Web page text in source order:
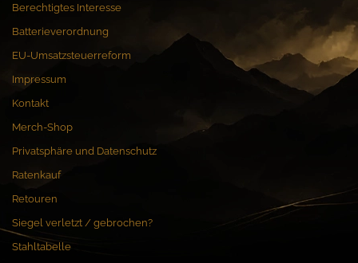
Berechtigtes Interesse
Batterieverordnung
EU-Umsatzsteuerreform
Impressum
Kontakt
Merch-Shop
Privatsphäre und Datenschutz
Ratenkauf
Retouren
Siegel verletzt / gebrochen?
Stahltabelle